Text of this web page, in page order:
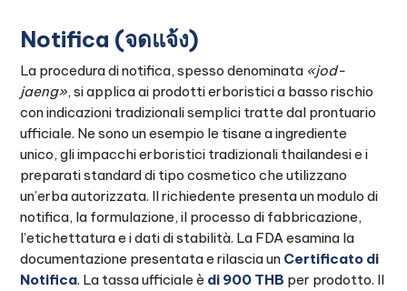
Notifica (จดแจ้ง)
La procedura di notifica, spesso denominata «jod-
jaeng», si applica ai prodotti erboristici a basso rischio
con indicazioni tradizionali semplici tratte dal prontuario
ufficiale. Ne sono un esempio le tisane a ingrediente
unico, gli impacchi erboristici tradizionali thailandesi e i
preparati standard di tipo cosmetico che utilizzano
un’erba autorizzata. Il richiedente presenta un modulo di
notifica, la formulazione, il processo di fabbricazione,
l’etichettatura e i dati di stabilità. La FDA esamina la
documentazione presentata e rilascia un Certificato di
Notifica. La tassa ufficiale è di 900 THB per prodotto. Il